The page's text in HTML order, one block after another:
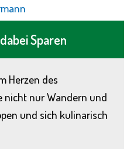
Sparen
Herzen des
nicht nur Wandern und
und sich kulinarisch